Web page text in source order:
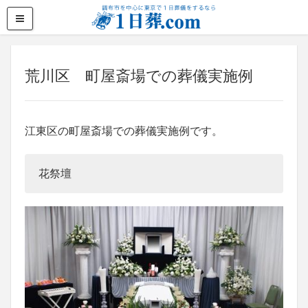
荒川区 町屋斎場での葬儀実施例
江東区の町屋斎場での葬儀実施例です。
花祭壇